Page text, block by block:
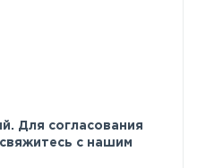
Для согласования
с нашим